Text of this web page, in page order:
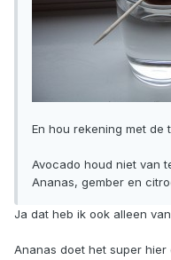
En hou rekening met de
Avocado houd niet van
Ananas, gember en
Ja dat heb ik ook alleen
Ananas doet het super hier